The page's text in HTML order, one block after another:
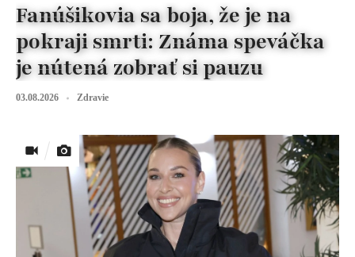
Fanúšikovia sa boja, že je na
pokraji smrti: Známa speváčka
je nútená zobrať si pauzu
03.08.2026 Zdravie